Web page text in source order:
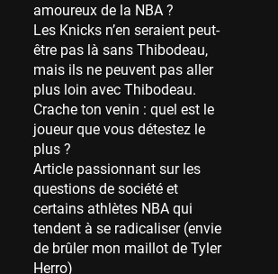
Atlanta Hawks
45 sessions
Chicago Bulls
41 sessions
Memphis Grizzlies
39 sessions
Cleveland Cavaliers
38 sessions
Orlando Magic
36 sessions
Euroleague
amoureux de la NBA ?
Les Knicks n’en seraient peut-
être pas là sans Thibodeau,
mais ils ne peuvent pas aller
plus loin avec Thibodeau.
Crache ton venin : quel est le
joueur que vous détestez le
plus ?
Article passionnant sur les
questions de société et
certains athlètes NBA qui
tendent à se radicaliser (envie
de brûler mon maillot de Tyler
Herro)